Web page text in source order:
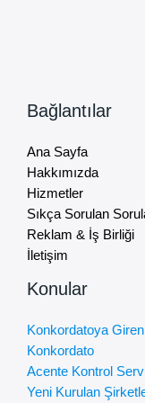
Bağlantılar
Ana Sayfa
Hakkımızda
Hizmetler
Sıkça Sorulan
Reklam & İş Birliği
İletişim
Konular
Konkordatoya
Konkordato
Acente Kontrol
Yeni Kurulan